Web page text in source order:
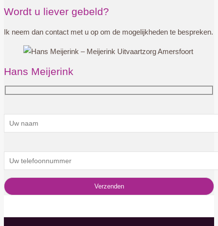
Wordt u liever gebeld?
Ik neem dan contact met u op om de mogelijkheden te bespreken.
Hans Meijerink